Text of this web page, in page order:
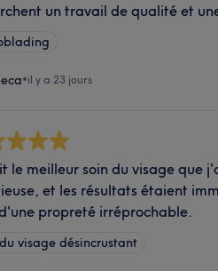
un travail de qualité et
•il y a 23 jours
le meilleur soin du visage que
et les résultats étaient
propreté irréprochable.
visage désincrustant